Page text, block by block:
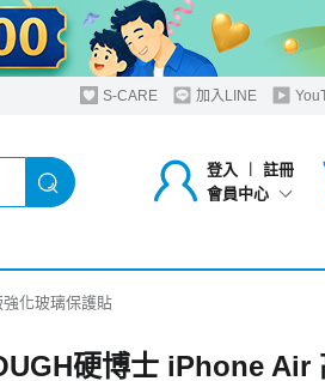
S-CARE 加入LINE
登入 ︱
註冊
會員中心
化玻璃保護貼
硬博士 iPhone Air